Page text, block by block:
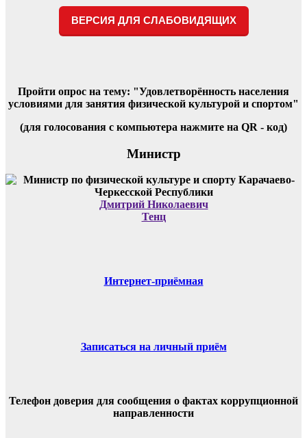
ВЕРСИЯ ДЛЯ СЛАБОВИДЯЩИХ
Пройти опрос на тему: "Удовлетворённость населения
условиями для занятия физической культурой и спортом"
(для голосования с компьютера нажмите на QR - код)
Министр
Дмитрий Николаевич
Тенц
Интернет-приёмная
Записаться на личный приём
Телефон доверия для сообщения о фактах коррупционной
направленности